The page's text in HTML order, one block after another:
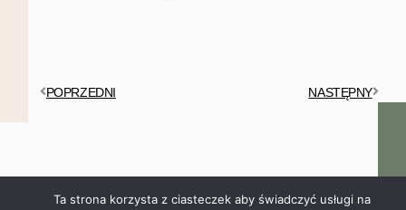
POPRZEDNI NASTĘPNY
Aktualności
Zgoda